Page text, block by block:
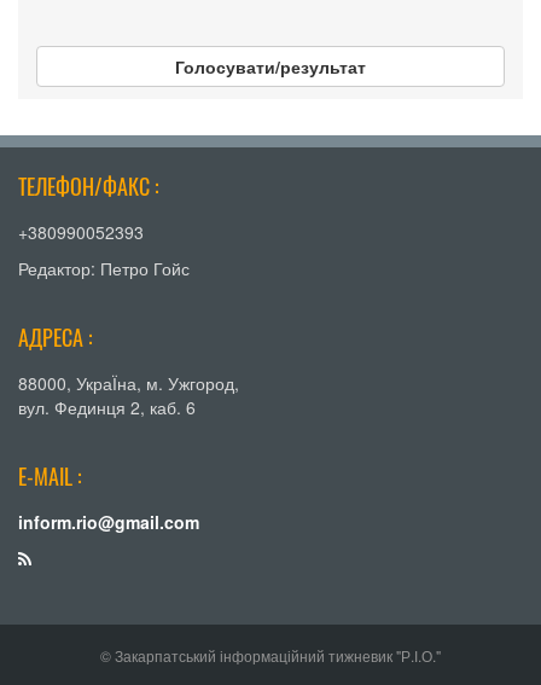
Голосувати/результат
ТЕЛЕФОН/ФАКС :
+380990052393
Редактор: Петро Гойс
АДРЕСА :
88000, УкраЇна, м. Ужгород,
вул. Фединця 2, каб. 6
E-MAIL :
inform.rio@gmail.com
© Закарпатський інформаційний тижневик "Р.І.О."